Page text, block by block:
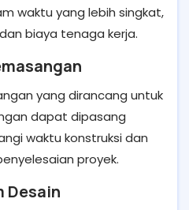
waktu yang lebih singkat,
biaya tenaga kerja.
yang dirancang untuk
dapat dipasang
waktu konstruksi dan
proyek.
Desain